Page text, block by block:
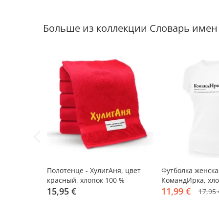
Больше из коллекции Словарь имен
Полотенце - ХулигАня, цвет
красный, хлопок 100 %
15,95 €
-33%
Футболка
КомандИрка,
XL
11,99 € 17,95